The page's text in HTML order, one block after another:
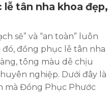
lễ tân nha khoa đẹp,
sẽ” và “an toàn” luôn
đồng phục lễ tân nha
tông màu dễ chịu
nghiệp. Dưới đây là
mà Đồng Phục Phước